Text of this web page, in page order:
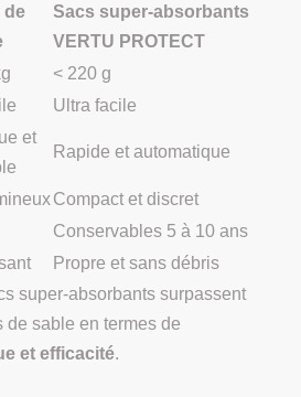
de
Sacs super-absorbants
VERTU PROTECT
< 220 g
Ultra facile
et
Rapide et automatique
Compact et discret
Conservables 5 à 10 ans
Propre et sans débris
super-absorbants surpassent
de sable en termes de
et efficacité.